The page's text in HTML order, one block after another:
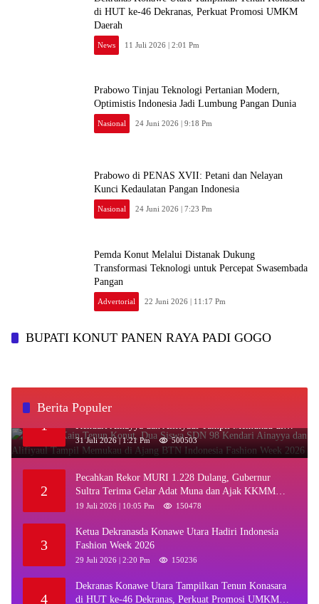
di HUT ke-46 Dekranas, Perkuat Promosi UMKM
Daerah
News 11 Juli 2026 | 2:01 Pm
Prabowo Tinjau Teknologi Pertanian Modern,
Optimistis Indonesia Jadi Lumbung Pangan Dunia
Nasional 24 Juni 2026 | 9:18 Pm
Prabowo di PENAS XVII: Petani dan Nelayan
Kunci Kedaulatan Pangan Indonesia
Nasional 24 Juni 2026 | 7:23 Pm
Pemda Konut Melalui Distanak Dukung
Transformasi Teknologi untuk Percepat Swasembada
Pangan
Advertorial 22 Juni 2026 | 11:17 Pm
BUPATI KONUT PANEN RAYA PADI GOGO
Berita Populer
1
‎Kenakan Kain Tenun Konut, Dua Siswa SDN 98
Kendari Ainayya dan Alifiyaul Tampil Memukau di
Ajang BTN Indonesia Fashion Week 2026
31 Juli 2026 | 1:21 Pm 500503
2
Pecahkan Rekor MURI 1.228 Dulang, Gubernur
Sultra Terima Gelar Adat Muna dan Ajak KKMM
Bersinergi
19 Juli 2026 | 10:05 Pm 150478
3
Ketua Dekranasda Konawe Utara Hadiri Indonesia
Fashion Week 2026
29 Juli 2026 | 2:20 Pm 150236
4
Dekranas Konawe Utara Tampilkan Tenun Konasara
di HUT ke-46 Dekranas, Perkuat Promosi UMKM